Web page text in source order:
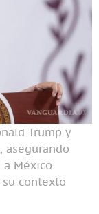
Trump y
asegurando
a México.
su contexto